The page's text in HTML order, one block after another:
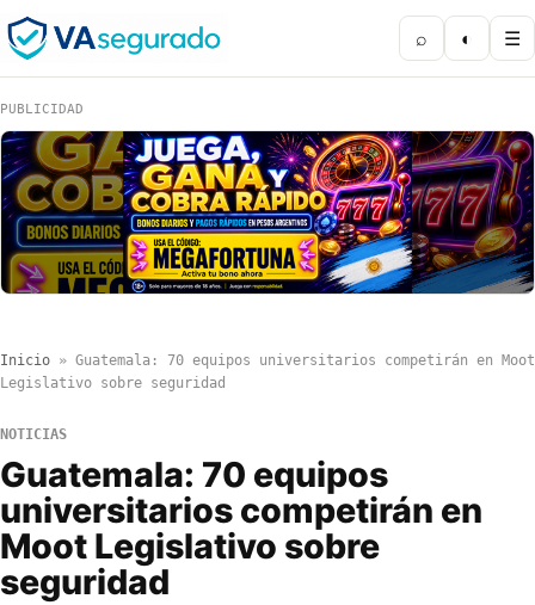
⌕ ◐ ☰
PUBLICIDAD
Inicio » Guatemala: 70 equipos universitarios competirán en Moot
Legislativo sobre seguridad
NOTICIAS
Guatemala: 70 equipos
universitarios competirán en
Moot Legislativo sobre
seguridad